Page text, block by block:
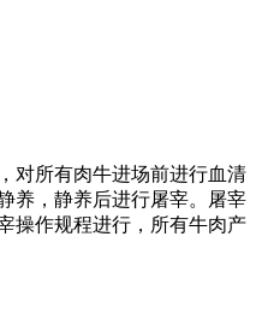
对所有肉牛进场前进行血清
养，静养后进行屠宰。屠宰
操作规程进行，所有牛肉产